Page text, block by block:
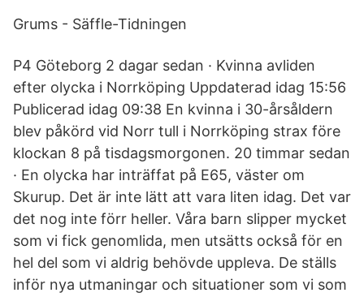
Grums - Säffle-Tidningen
P4 Göteborg 2 dagar sedan · Kvinna avliden
efter olycka i Norrköping Uppdaterad idag 15:56
Publicerad idag 09:38 En kvinna i 30-årsåldern
blev påkörd vid Norr tull i Norrköping strax före
klockan 8 på tisdagsmorgonen. 20 timmar sedan
· En olycka har inträffat på E65, väster om
Skurup. Det är inte lätt att vara liten idag. Det var
det nog inte förr heller. Våra barn slipper mycket
som vi fick genomlida, men utsätts också för en
hel del som vi aldrig behövde uppleva. De ställs
inför nya utmaningar och situationer som vi som